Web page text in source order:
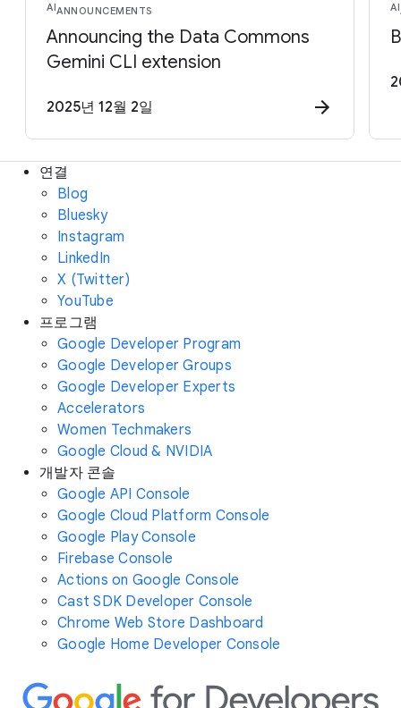
AIANNOUNCEMENTS
Announcing the Data Commons
Gemini CLI extension
2025년 12월 2일
AI
연결
Blog
Bluesky
Instagram
LinkedIn
X (Twitter)
YouTube
프로그램
Google Developer Program
Google Developer Groups
Google Developer Experts
Accelerators
Women Techmakers
Google Cloud & NVIDIA
개발자 콘솔
Google API Console
Google Cloud Platform Console
Google Play Console
Firebase Console
Actions on Google Console
Cast SDK Developer Console
Chrome Web Store Dashboard
Google Home Developer Console